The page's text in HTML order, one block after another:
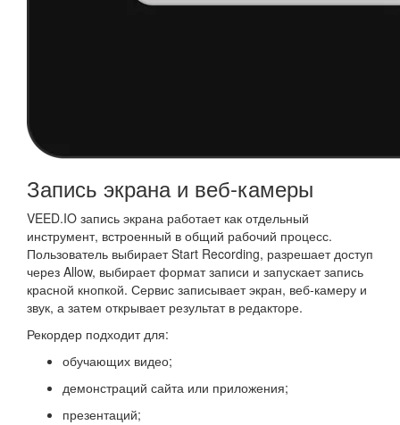
Запись экрана и веб-камеры
VEED.IO запись экрана работает как отдельный
инструмент, встроенный в общий рабочий процесс.
Пользователь выбирает Start Recording, разрешает доступ
через Allow, выбирает формат записи и запускает запись
красной кнопкой. Сервис записывает экран, веб-камеру и
звук, а затем открывает результат в редакторе.
Рекордер подходит для:
обучающих видео;
демонстраций сайта или приложения;
презентаций;